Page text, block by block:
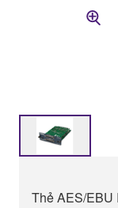
Thẻ AES/EBU